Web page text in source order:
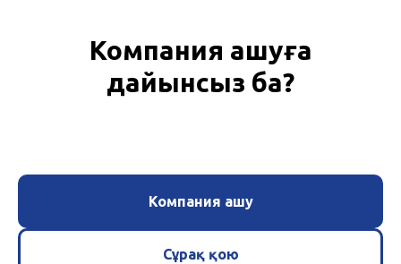
Компания ашуға
дайынсыз ба?
Компания ашу
Сұрақ қою